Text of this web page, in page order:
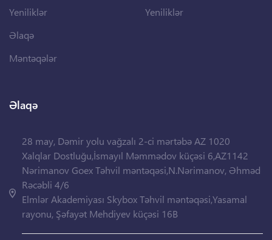
Yeniliklər
Əlaqə
Məntəqələr
Yeniliklər
Əlaqə
28 may, Dəmir yolu vağzalı 2-ci mərtəbə AZ 1020
Xalqlar Dostluğu,İsmayıl Məmmədov küçəsi 6,AZ1142
Nərimanov Goex Təhvil məntəqəsi,N.Nərimanov, Əhməd
Rəcəbli 4/6
Elmlər Akademiyası Skybox Təhvil məntəqəsi,Yasamal
rayonu, Şəfayət Mehdiyev küçəsi 16B